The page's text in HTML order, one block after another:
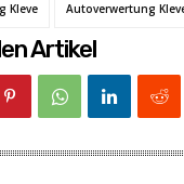
Kleve Autoverwertung
Artikel